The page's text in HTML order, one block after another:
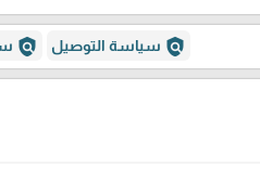
policy سياسة التوصيل policy